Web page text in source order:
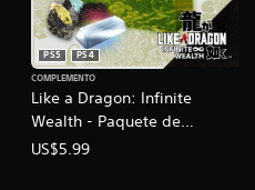
Like a Dragon: Infinite
Wealth - Paquete de
elaboración de
PS5
PS4
COMPLEMENTO
US$5.99